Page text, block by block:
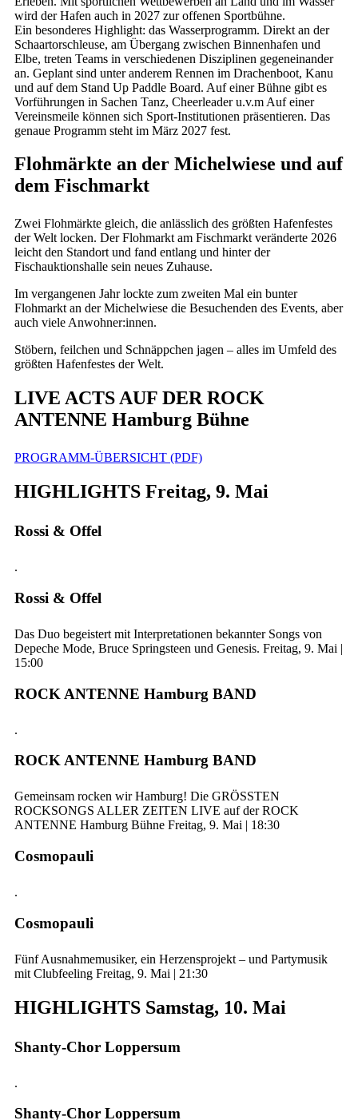
wird der Hafen auch in 2027 zur offenen Sportbühne.
Ein besonderes Highlight: das Wasserprogramm. Direkt an der
Schaartorschleuse, am Übergang zwischen Binnenhafen und
Elbe, treten Teams in verschiedenen Disziplinen gegeneinander
an. Geplant sind unter anderem Rennen im Drachenboot, Kanu
und auf dem Stand Up Paddle Board. Auf einer Bühne gibt es
Vorführungen in Sachen Tanz, Cheerleader u.v.m Auf einer
Vereinsmeile können sich Sport-Institutionen präsentieren. Das
genaue Programm steht im März 2027 fest.
Flohmärkte an der Michelwiese und auf
dem Fischmarkt
Zwei Flohmärkte gleich, die anlässlich des größten Hafenfestes
der Welt locken. Der Flohmarkt am Fischmarkt veränderte 2026
leicht den Standort und fand entlang und hinter der
Fischauktionshalle sein neues Zuhause.
Im vergangenen Jahr lockte zum zweiten Mal ein bunter
Flohmarkt an der Michelwiese die Besuchenden des Events, aber
auch viele Anwohner:innen.
Stöbern, feilchen und Schnäppchen jagen – alles im Umfeld des
größten Hafenfestes der Welt.
LIVE ACTS AUF DER ROCK
ANTENNE Hamburg Bühne
PROGRAMM-ÜBERSICHT (PDF)
HIGHLIGHTS Freitag, 9. Mai
Rossi & Offel
.
Rossi & Offel
Das Duo begeistert mit Interpretationen bekannter Songs von
Depeche Mode, Bruce Springsteen und Genesis. Freitag, 9. Mai |
15:00
ROCK ANTENNE Hamburg BAND
.
ROCK ANTENNE Hamburg BAND
Gemeinsam rocken wir Hamburg! Die GRÖSSTEN
ROCKSONGS ALLER ZEITEN LIVE auf der ROCK
ANTENNE Hamburg Bühne Freitag, 9. Mai | 18:30
Cosmopauli
.
Cosmopauli
Fünf Ausnahmemusiker, ein Herzensprojekt – und Partymusik
mit Clubfeeling Freitag, 9. Mai | 21:30
HIGHLIGHTS Samstag, 10. Mai
Shanty-Chor Loppersum
.
Shanty-Chor Loppersum